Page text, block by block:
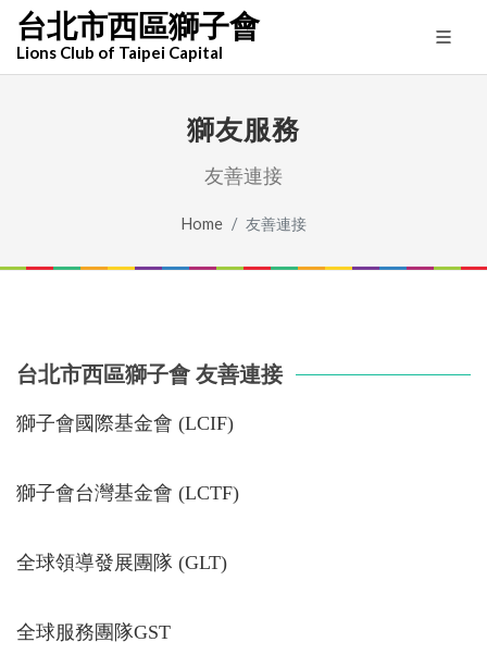
台北市西區獅子會
Lions Club of Taipei Capital
獅友服務
友善連接
Home 友善連接
台北市西區獅子會 友善連接
獅子會國際基金會 (LCIF)
獅子會台灣基金會 (LCTF)
全球領導發展團隊 (GLT)
全球服務團隊GST